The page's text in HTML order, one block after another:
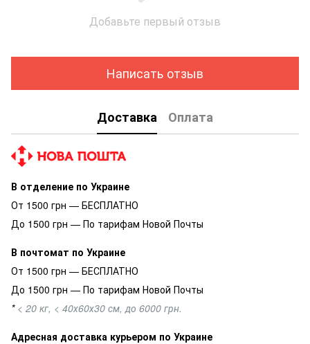
Добавьте первый отзыв
Написать отзыв
Доставка Оплата
В отделение по Украине
От 1500 грн — БЕСПЛАТНО
До 1500 грн — По тарифам Новой Почты
В почтомат по Украине
От 1500 грн — БЕСПЛАТНО
До 1500 грн — По тарифам Новой Почты
* < 20 кг, < 40х60х30 см, до 6000 грн.
Адресная доставка курьером по Украине